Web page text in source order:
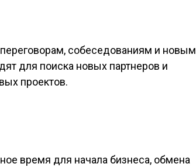
собеседованиям и новым
для поиска новых партнеров и
проектов.
время для начала бизнеса, обмена